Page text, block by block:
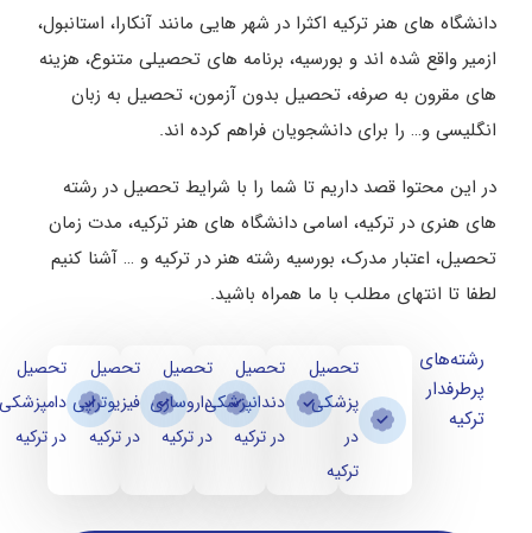
دانشگاه های هنر ترکیه اکثرا در شهر هایی مانند آنکارا، استانبول،
ازمیر واقع شده اند و بورسیه، برنامه های تحصیلی متنوع، هزینه
های مقرون به صرفه، تحصیل بدون آزمون، تحصیل به زبان
انگلیسی و… را برای دانشجویان فراهم کرده اند.
در این محتوا قصد داریم تا شما را با شرایط تحصیل در رشته
های هنری در ترکیه، اسامی دانشگاه های هنر ترکیه، مدت زمان
تحصیل، اعتبار مدرک، بورسیه رشته هنر در ترکیه و … آشنا کنیم
لطفا تا انتهای مطلب با ما همراه باشید.
رشته‌های
پرطرفدار
ترکیه
تحصیل
پزشکی
در
ترکیه
تحصیل
دندانپزشکی
در ترکیه
تحصیل
داروسازی
در ترکیه
تحصیل
فیزیوتراپی
در ترکیه
تحصیل
دامپزشکی
در ترکیه